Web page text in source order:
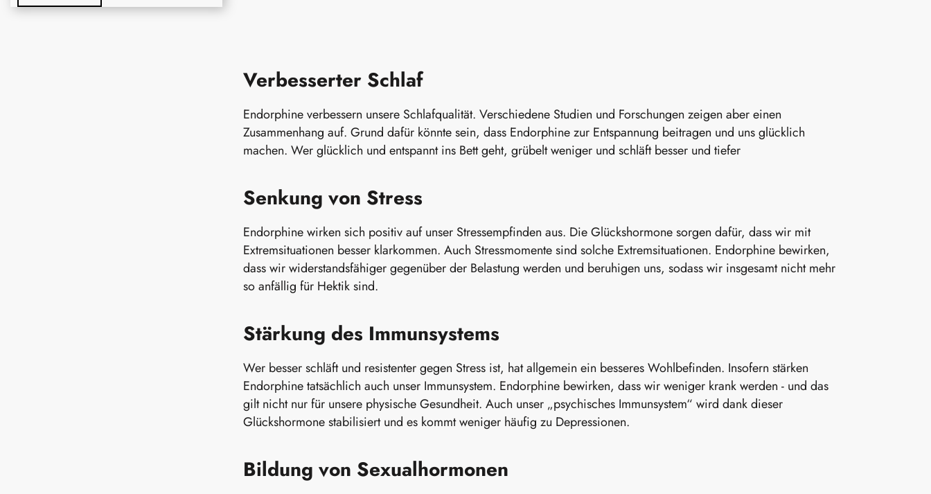
Verbesserter Schlaf
Endorphine verbessern unsere Schlafqualität. Verschiedene Studien und Forschungen zeigen aber einen
Zusammenhang auf. Grund dafür könnte sein, dass Endorphine zur Entspannung beitragen und uns glücklich
machen. Wer glücklich und entspannt ins Bett geht, grübelt weniger und schläft besser und tiefer
Senkung von Stress
Endorphine wirken sich positiv auf unser Stressempfinden aus. Die Glückshormone sorgen dafür, dass wir mit
Extremsituationen besser klarkommen. Auch Stressmomente sind solche Extremsituationen. Endorphine bewirken,
dass wir widerstandsfähiger gegenüber der Belastung werden und beruhigen uns, sodass wir insgesamt nicht mehr
so anfällig für Hektik sind.
Stärkung des Immunsystems
Wer besser schläft und resistenter gegen Stress ist, hat allgemein ein besseres Wohlbefinden. Insofern stärken
Endorphine tatsächlich auch unser Immunsystem. Endorphine bewirken, dass wir weniger krank werden - und das
gilt nicht nur für unsere physische Gesundheit. Auch unser „psychisches Immunsystem“ wird dank dieser
Glückshormone stabilisiert und es kommt weniger häufig zu Depressionen.
Bildung von Sexualhormonen